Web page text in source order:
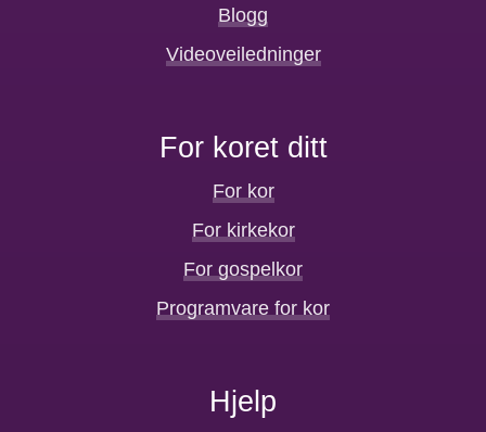
Blogg
Videoveiledninger
For koret ditt
For kor
For kirkekor
For gospelkor
Programvare for kor
Hjelp